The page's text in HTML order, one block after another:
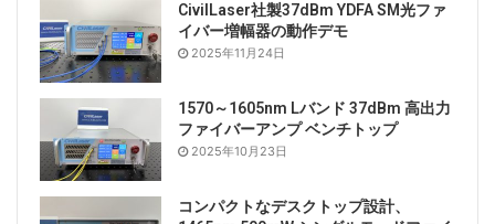
CivilLaser社製37dBm YDFA SM光ファ
イバー増幅器の動作デモ
2025年11月24日
1570～1605nm Lバンド 37dBm 高出力
ファイバーアンプ ベンチトップ
2025年10月23日
コンパクトなデスクトップ設計、